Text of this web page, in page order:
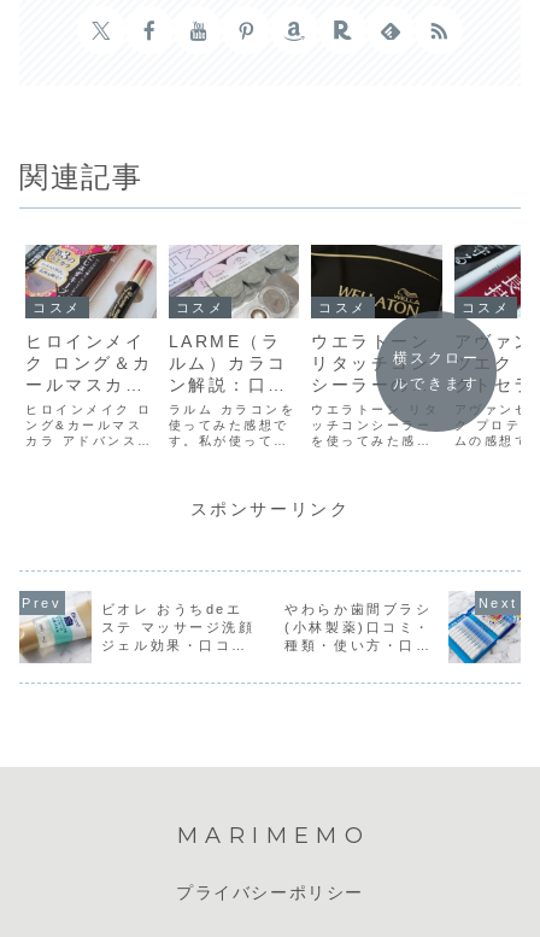
関連記事
コスメ
ヒロインメイ
ク ロング＆カ
ールマスカラ
アドバンスト
フィルム感想
ヒロインメイク ロ
ング&カールマス
カラ アドバンスト
て感じで買ってき
ました。私には無
難で失敗のな...
コスメ
LARME（ラ
ルム）カラコ
ン解説：口コ
ミ・シリー
ズ・使い方・
感想
ラルム カラコンを
使ってみた感想で
す。私が使ってみ
メイドショコラで
す。 1day1箱で
しに購入してみま
した。...
コスメ
ウエラトーン
リタッチコン
シーラーの使
い方・色選
び・口コミ・
効果
ウエラトーン リタ
ッチコンシーラー
を使ってみた感想
思われない感じで
持ち歩きやすいで
ごめんなさい。
で、使ってみた
感...
コスメ
アヴァ
ツエク
クトセラ
果・使い
口コミ・
アヴァンセ
ク プロテク
ムの感想で
ッシュコー
グ」と使い
じ。洗顔後
横スクロー
ルできます
スポンサーリンク
ビオレ おうちdeエ
ステ マッサージ洗顔
ジェル効果・口コ
やわらか歯間ブラシ
(小林製薬)口コミ・
種類・使い方・口コ
MARIMEMO
プライバシーポリシー